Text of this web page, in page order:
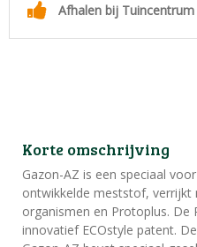
Afhalen bij
Korte omschrijving
Gazon-AZ is een speciaal
ontwikkelde meststof, verrijkt
organismen en Protoplus. De
innovatief ECOstyle patent.